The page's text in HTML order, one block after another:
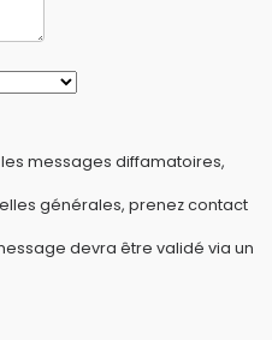
messages diffamatoires,
générales, prenez contact
devra être validé via un